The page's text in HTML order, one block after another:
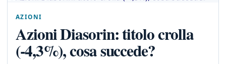
AZIONI
Azioni Diasorin: titolo crolla
(-4,3%), cosa succede?